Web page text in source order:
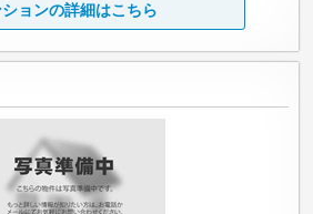
ョンの詳細はこちら